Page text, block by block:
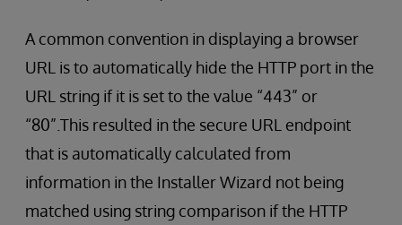
A common convention in displaying a browser
URL is to automatically hide the HTTP port in the
URL string if it is set to the value “443” or
“80”.This resulted in the secure URL endpoint
that is automatically calculated from
information in the Installer Wizard not being
matched using string comparison if the HTTP